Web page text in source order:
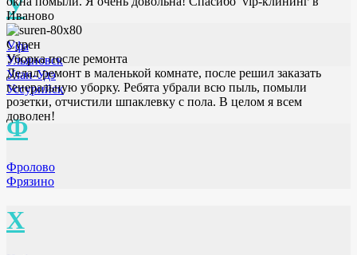
У
Уфа
Ульяновск
Улан-Удэ
Уссурийск
Ф
Фролово
Фрязино
Х
Иваново
Сурен
Уборка после ремонта
Делал ремонт в маленькой комнате, после решил заказать
генеральную уборку. Ребята убрали всю пыль, помыли
розетки, отчистили шпаклевку с пола. В целом я всем
доволен!